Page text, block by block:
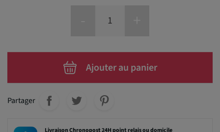
Ajouter au panier
Partager
Livraison Chronopost 24H point relais ou domicile